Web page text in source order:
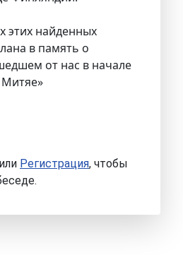
этих найденных
в память о
от нас в начале
Митяе»
или Регистрация, чтобы